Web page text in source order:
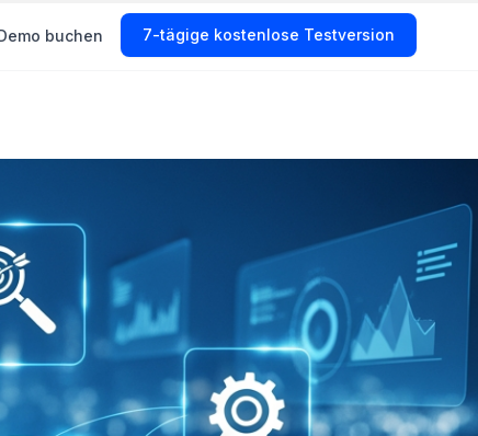
Demo buchen Start Free Trial